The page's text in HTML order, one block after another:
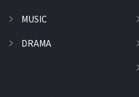
MUSIC
DRAMA